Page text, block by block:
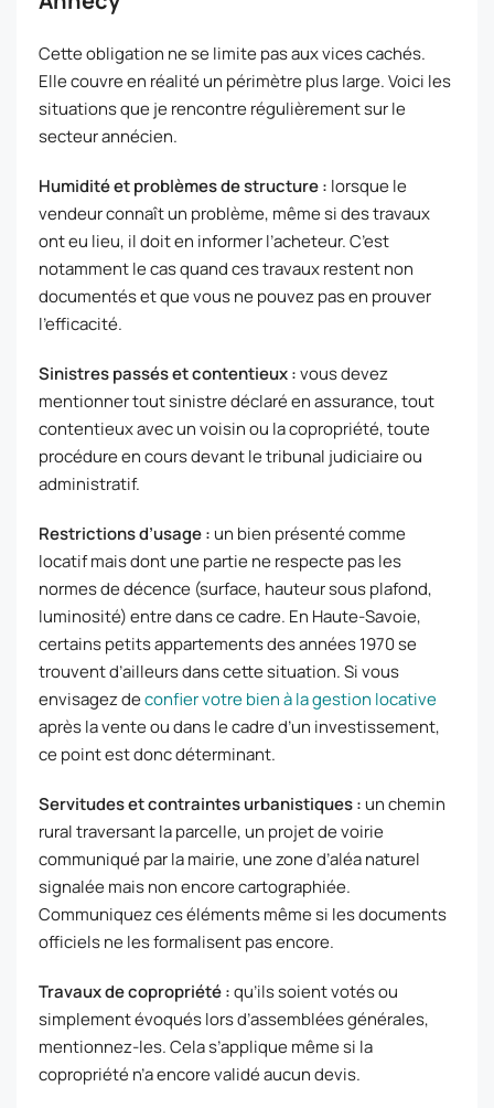
Cette obligation ne se limite pas aux vices cachés.
Elle couvre en réalité un périmètre plus large. Voici les
situations que je rencontre régulièrement sur le
secteur annécien.
Humidité et problèmes de structure : lorsque le
vendeur connaît un problème, même si des travaux
ont eu lieu, il doit en informer l’acheteur. C’est
notamment le cas quand ces travaux restent non
documentés et que vous ne pouvez pas en prouver
l’efficacité.
Sinistres passés et contentieux :vous devez
mentionner tout sinistre déclaré en assurance, tout
contentieux avec un voisin ou la copropriété, toute
procédure en cours devant le tribunal judiciaire ou
administratif.
Restrictions d’usage : un bien présenté comme
locatif mais dont une partie ne respecte pas les
normes de décence (surface, hauteur sous plafond,
luminosité) entre dans ce cadre. En Haute-Savoie,
certains petits appartements des années 1970 se
trouvent d’ailleurs dans cette situation. Si vous
envisagez deconfier votre bien à la gestion locative
après la vente ou dans le cadre d’un investissement,
ce point est donc déterminant.
Servitudes et contraintes urbanistiques : un chemin
rural traversant la parcelle, un projet de voirie
communiqué par la mairie, une zone d’aléa naturel
signalée mais non encore cartographiée.
Communiquez ces éléments même si les documents
officiels ne les formalisent pas encore.
Travaux de copropriété :qu’ils soient votés ou
simplement évoqués lors d’assemblées générales,
mentionnez-les. Cela s’applique même si la
copropriété n’a encore validé aucun devis.